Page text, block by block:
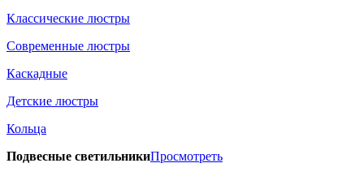
Классические люстры
Современные люстры
Каскадные
Детские люстры
Кольца
Подвесные светильникиПросмотреть